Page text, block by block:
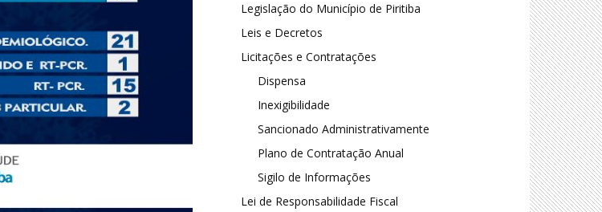
Legislação do Município de Piritiba
Leis e Decretos
Licitações e Contratações
Dispensa
Inexigibilidade
Sancionado Administrativamente
Plano de Contratação Anual
Sigilo de Informações
Lei de Responsabilidade Fiscal